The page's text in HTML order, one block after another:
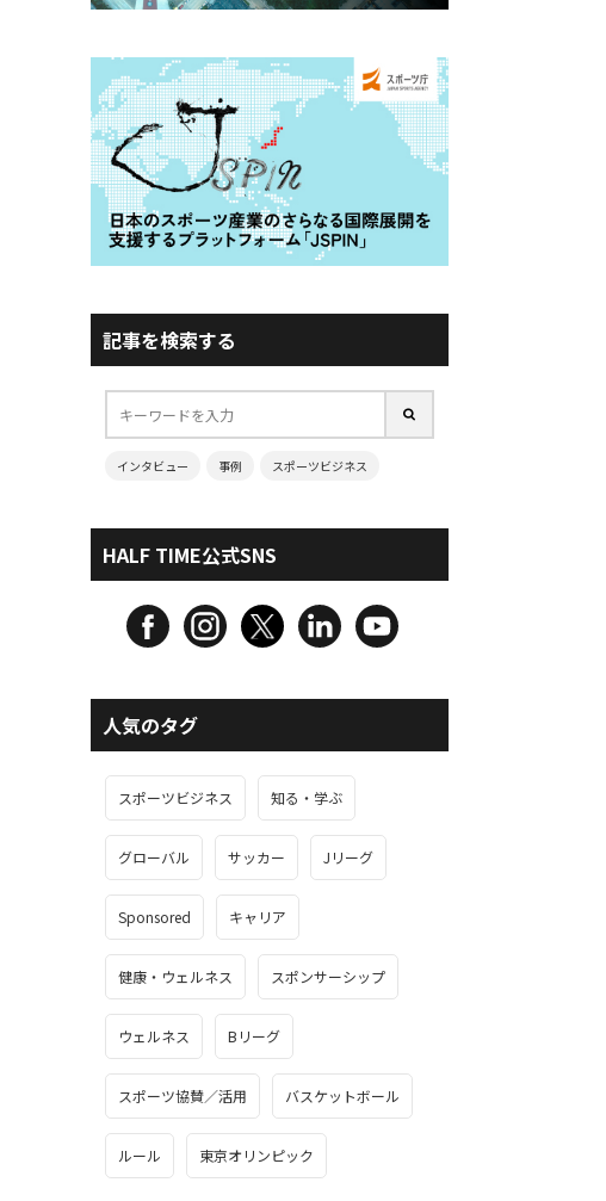
記事を検索する
インタビュー 事例 スポーツビジネス
HALF TIME公式SNS
人気のタグ
スポーツビジネス 知る・学ぶ
グローバル サッカー Jリーグ
Sponsored キャリア
健康・ウェルネス スポンサーシップ
ウェルネス Bリーグ
スポーツ協賛／活用 バスケットボール
ルール 東京オリンピック